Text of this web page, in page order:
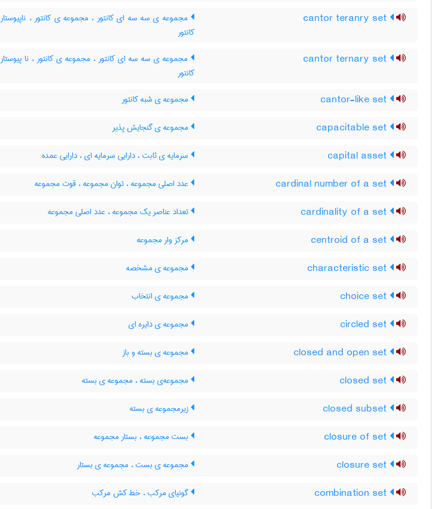
مجموعه ی سه سه ای کانتور ، مجموعه ی کانتور ، ناپیوستار
کانتور
مجموعه ی سه سه ای کانتور ، مجموعه ی کانتور ، نا پیوستار
کانتور
مجموعه ی شبه کانتور
مجموعه ی گنجایش پذیر
سرمایه ی ثابت ، دارایی سرمایه ای ، دارایی عمده
عدد اصلی مجموعه ، توان مجموعه ، قوت مجموعه
تعداد عناصر یک مجموعه ، عدد اصلی مجموعه
مرکز وار مجموعه
مجموعه ی مشخصه
مجموعه ی انتخاب
مجموعه ی دایره ای
مجموعه ی بسته و باز
مجموعه‌ی بسته ، مجموعه ی بسته
زیرمجموعه ی بسته
بست مجموعه ، بستار مجموعه
مجموعه ی بست ، مجموعه ی بستار
گونیای مرکب ، خط کش مرکب